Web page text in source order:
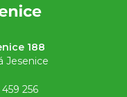
188
Jesenice
256